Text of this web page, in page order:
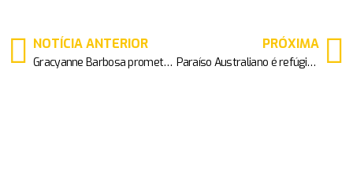
NOTÍCIA ANTERIOR
Gracyanne Barbosa promete show de pole dance com estrutura especial no México
PRÓXIMA
Paraíso Australiano é refúgio na Grande Barreira de Corais